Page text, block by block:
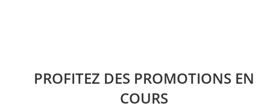
PROFITEZ DES PROMOTIONS EN
COURS